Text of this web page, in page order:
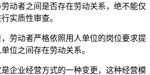
动者之间是否存在劳动关系，绝不能仅
实质性审查。
劳动者严格依照用人单位的岗位要求提
位之间存在劳动关系。
企业经营方式的一种变更，这种经营模